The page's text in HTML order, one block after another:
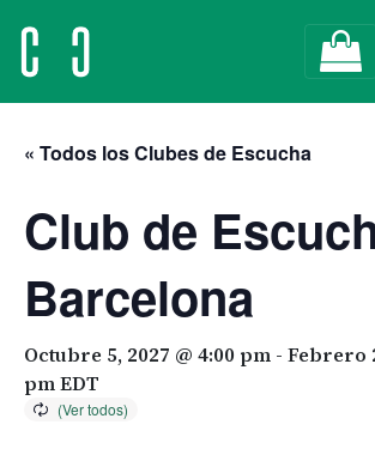
MAIN NAVIGATION
« Todos los Clubes de Escucha
Club de
Barcelona
Octubre 5, 2027 @ 4:00 pm - Febrero
pmEDT